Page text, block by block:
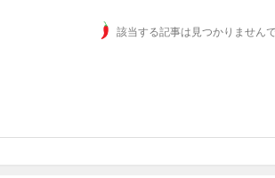
該当する記事は見つかりません